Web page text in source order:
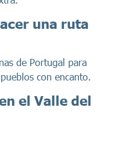
una ruta
de Portugal para
con encanto.
el Valle del